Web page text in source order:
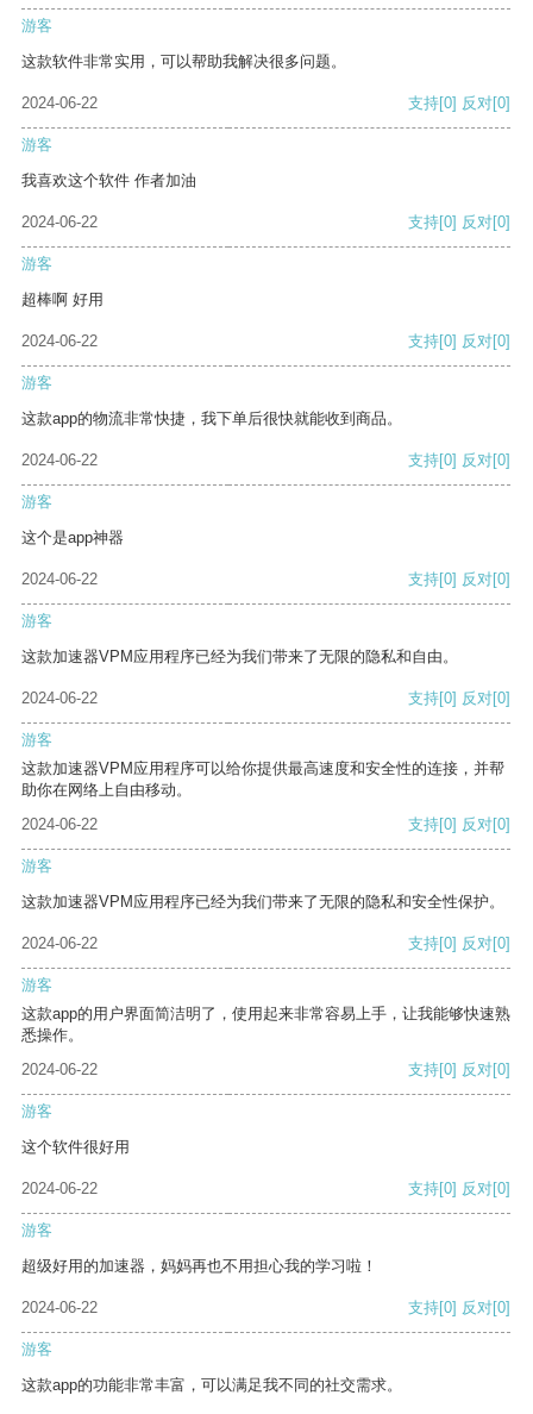
游客
这款软件非常实用，可以帮助我解决很多问题。
2024-06-22 支持[0] 反对[0]
游客
我喜欢这个软件 作者加油
2024-06-22 支持[0] 反对[0]
游客
超棒啊 好用
2024-06-22 支持[0] 反对[0]
游客
这款app的物流非常快捷，我下单后很快就能收到商品。
2024-06-22 支持[0] 反对[0]
游客
这个是app神器
2024-06-22 支持[0] 反对[0]
游客
这款加速器VPM应用程序已经为我们带来了无限的隐私和自由。
2024-06-22 支持[0] 反对[0]
游客
这款加速器VPM应用程序可以给你提供最高速度和安全性的连接，并帮
助你在网络上自由移动。
2024-06-22
支持[0] 反对[0]
游客
这款加速器VPM应用程序已经为我们带来了无限的隐私和安全性保护。
2024-06-22 支持[0] 反对[0]
游客
这款app的用户界面简洁明了，使用起来非常容易上手，让我能够快速熟
悉操作。
2024-06-22
支持[0] 反对[0]
游客
这个软件很好用
2024-06-22 支持[0] 反对[0]
游客
超级好用的加速器，妈妈再也不用担心我的学习啦！
2024-06-22 支持[0] 反对[0]
游客
这款app的功能非常丰富，可以满足我不同的社交需求。